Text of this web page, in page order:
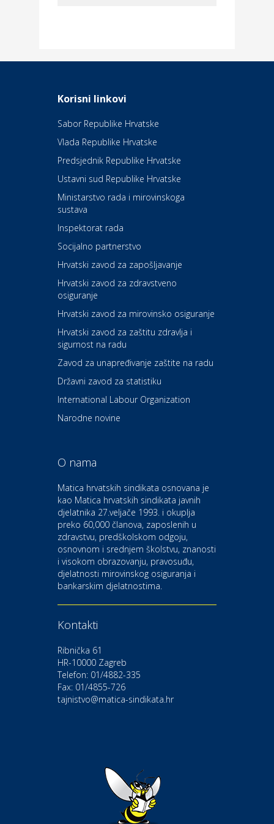
Daruvarske toplice – ljekovita
Kultura i edukacija
Kazalište Kerempuh
Kultura i edukacija
Kazalište ZKM
Auto-moto i tehnika
Zdravlje i osiguranje
Povoljnosti
Dental Sudar
Dom i dizajn
Euro-vrt – kosilice, motorne
Odmor
Bistrica
Auto-moto i tehnika
CIAK Auto d.o.o.
Kultura i edukacija
Kazalište Gavella
Moda i ljepota
Gastro
Hotel Bunčić Vrbovec
Izletište i vinotočje VINIA
Korisni linkovi
Sabor Republike Hrvatske
Vlada Republike Hrvatske
Predsjednik Republike Hrvatske
Ustavni sud Republike Hrvatske
Ministarstvo rada i mirovinskoga
sustava
Inspektorat rada
Socijalno partnerstvo
Hrvatski zavod za zapošljavanje
Hrvatski zavod za zdravstveno
osiguranje
Hrvatski zavod za mirovinsko osiguranje
Hrvatski zavod za zaštitu zdravlja i
sigurnost na radu
Zavod za unapređivanje zaštite na radu
Državni zavod za statistiku
International Labour Organization
Narodne novine
O nama
Matica hrvatskih sindikata osnovana je
kao Matica hrvatskih sindikata javnih
djelatnika 27.veljače 1993. i okuplja
preko 60,000 članova, zaposlenih u
zdravstvu, predškolskom odgoju,
osnovnom i srednjem školstvu, znanosti
i visokom obrazovanju, pravosuđu,
djelatnosti mirovinskog osiguranja i
bankarskim djelatnostima.
Kontakti
Ribnička 61
HR-10000 Zagreb
Telefon: 01/4882-335
Fax: 01/4855-726
tajnistvo@matica-sindikata.hr